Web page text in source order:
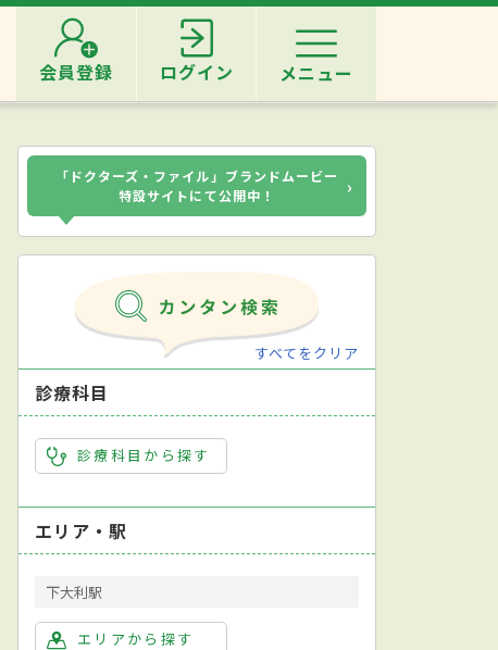
会員登録 ログイン メニュー
「ドクターズ・ファイル」ブランドムービー
特設サイトにて公開中！
›
すべてをクリア
診療科目
診療科目から探す
エリア・駅
下大利駅
エリアから探す